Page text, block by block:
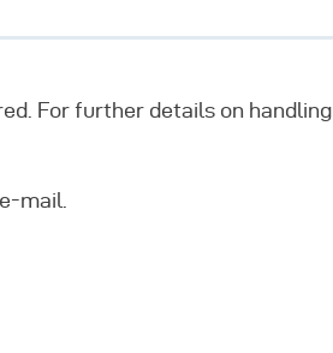
For further details on handling
mail.